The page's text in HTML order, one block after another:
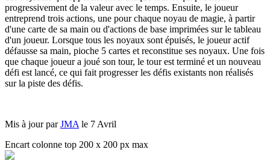
progressivement de la valeur avec le temps. Ensuite, le joueur
entreprend trois actions, une pour chaque noyau de magie, à partir
d'une carte de sa main ou d'actions de base imprimées sur le tableau
d'un joueur. Lorsque tous les noyaux sont épuisés, le joueur actif
défausse sa main, pioche 5 cartes et reconstitue ses noyaux. Une fois
que chaque joueur a joué son tour, le tour est terminé et un nouveau
défi est lancé, ce qui fait progresser les défis existants non réalisés
sur la piste des défis.
Mis à jour parJMA le 7 Avril
Encart colonne top 200 x 200 px max